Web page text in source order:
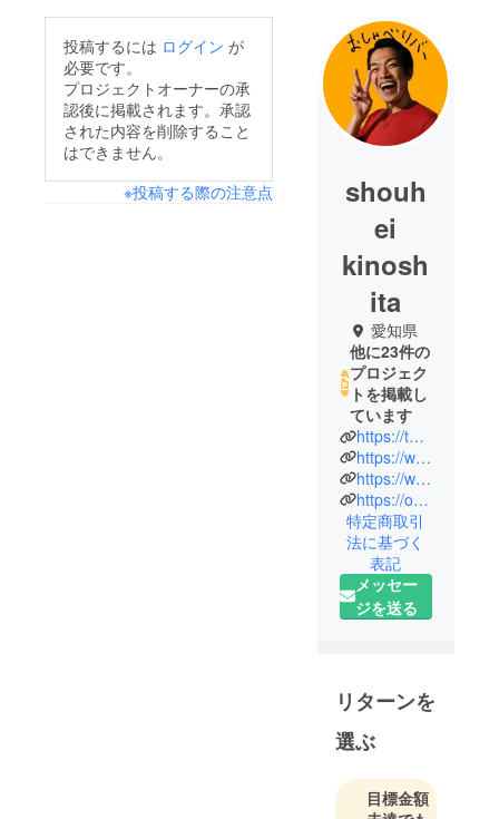
投稿するには ログイン が
必要です。
プロジェクトオーナーの承
認後に掲載されます。承認
された内容を削除すること
はできません。
※投稿する際の注意点
shouh
ei
kinosh
ita
愛知県
他に23件の
プロジェク
トを掲載し
ています
https://twitter.com/kurozaru3888?s=06
https://www.facebook.com/profile.php?id=100018411002041
https://www.instagram.com/invites/contact/?i=aic2a4i9pbqv&utm_content=2my274z
https://osyaberibar.com
特定商取引
法に基づく
表記
メッセー
ジを送る
リターンを
選ぶ
目標金額